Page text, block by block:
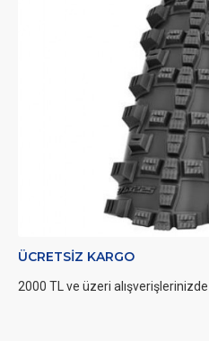
ÜCRETSIZ KARGO
2000 TL ve üzeri